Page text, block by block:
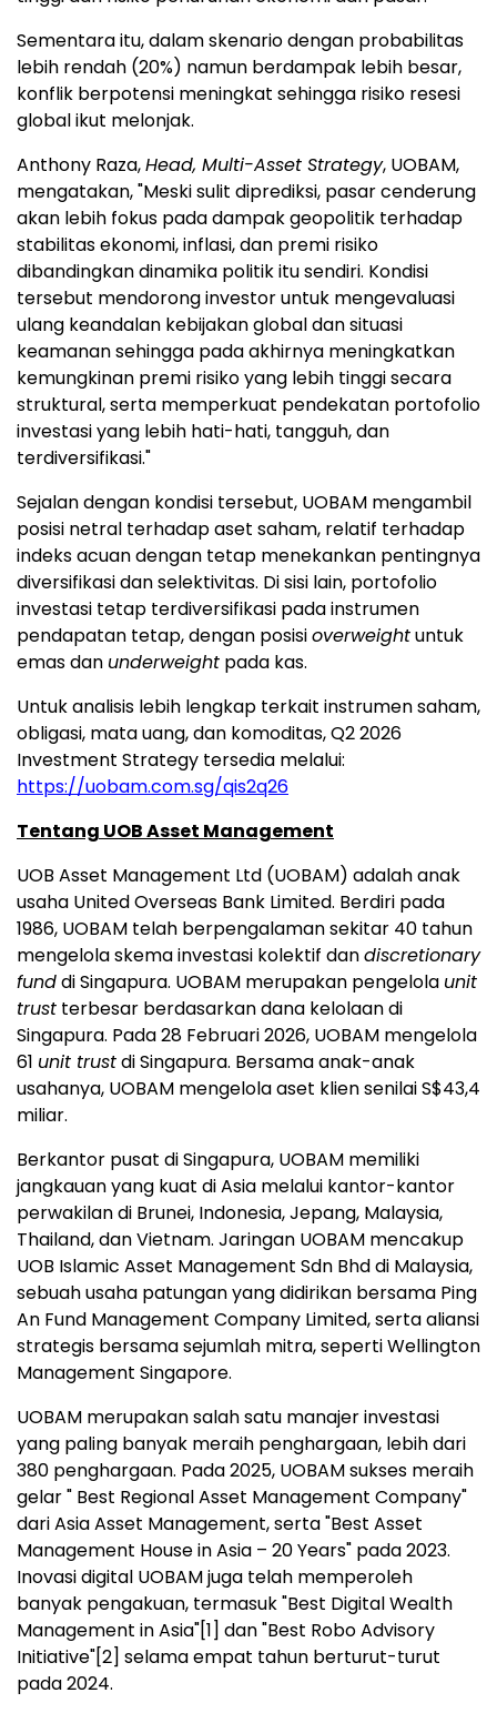
Sementara itu, dalam skenario dengan probabilitas
lebih rendah (20%) namun berdampak lebih besar,
konflik berpotensi meningkat sehingga risiko resesi
global ikut melonjak.
Anthony Raza,Head, Multi-Asset Strategy, UOBAM,
mengatakan, "Meski sulit diprediksi, pasar cenderung
akan lebih fokus pada dampak geopolitik terhadap
stabilitas ekonomi, inflasi, dan premi risiko
dibandingkan dinamika politik itu sendiri. Kondisi
tersebut mendorong investor untuk mengevaluasi
ulang keandalan kebijakan global dan situasi
keamanan sehingga pada akhirnya meningkatkan
kemungkinan premi risiko yang lebih tinggi secara
struktural, serta memperkuat pendekatan portofolio
investasi yang lebih hati-hati, tangguh, dan
terdiversifikasi."
Sejalan dengan kondisi tersebut, UOBAM mengambil
posisi netral terhadap aset saham, relatif terhadap
indeks acuan dengan tetap menekankan pentingnya
diversifikasi dan selektivitas. Di sisi lain, portofolio
investasi tetap terdiversifikasi pada instrumen
pendapatan tetap, dengan posisioverweightuntuk
emas dan underweight pada kas.
Untuk analisis lebih lengkap terkait instrumen saham,
obligasi, mata uang, dan komoditas, Q2 2026
Investment Strategy tersedia melalui:
https://uobam.com.sg/qis2q26
Tentang UOB Asset Management
UOB Asset Management Ltd (UOBAM) adalah anak
usaha United Overseas Bank Limited. Berdiri pada
1986, UOBAM telah berpengalaman sekitar 40 tahun
mengelola skema investasi kolektif dandiscretionary
funddi Singapura. UOBAM merupakan pengelola unit
trust terbesar berdasarkan dana kelolaan di
Singapura. Pada 28 Februari 2026, UOBAM mengelola
61 unit trustdi Singapura. Bersama anak-anak
usahanya, UOBAM mengelola aset klien senilai S$43,4
miliar.
Berkantor pusat di Singapura, UOBAM memiliki
jangkauan yang kuat di Asia melalui kantor-kantor
perwakilan di Brunei, Indonesia, Jepang, Malaysia,
Thailand, dan Vietnam. Jaringan UOBAM mencakup
UOB Islamic Asset Management Sdn Bhd di Malaysia,
sebuah usaha patungan yang didirikan bersama Ping
An Fund Management Company Limited, serta aliansi
strategis bersama sejumlah mitra, seperti Wellington
Management Singapore.
UOBAM merupakan salah satu manajer investasi
yang paling banyak meraih penghargaan, lebih dari
380 penghargaan. Pada 2025, UOBAM sukses meraih
gelar " Best Regional Asset Management Company"
dari Asia Asset Management, serta "Best Asset
Management House in Asia – 20 Years" pada 2023.
Inovasi digital UOBAM juga telah memperoleh
banyak pengakuan, termasuk "Best Digital Wealth
Management in Asia"[1] dan "Best Robo Advisory
Initiative"[2] selama empat tahun berturut-turut
pada 2024.